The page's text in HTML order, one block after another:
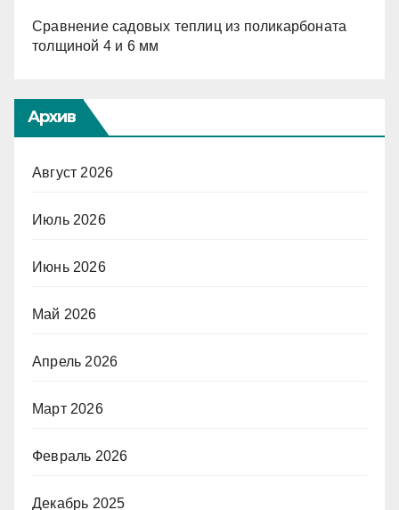
Сравнение садовых теплиц из поликарбоната
толщиной 4 и 6 мм
Архив
Август 2026
Июль 2026
Июнь 2026
Май 2026
Апрель 2026
Март 2026
Февраль 2026
Декабрь 2025